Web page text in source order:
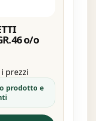
o/o
prezzi
prodotto e